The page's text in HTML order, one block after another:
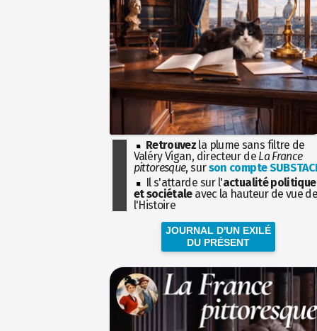
Retrouvez la plume sans filtre de
Valéry Vigan, directeur de La France
pittoresque, surson compte
Il s'attarde sur l'actualité politique
et sociétaleavec la hauteur de vue
l'Histoire
JOURNAL D'UN EXILÉ
DU PRÉSENT